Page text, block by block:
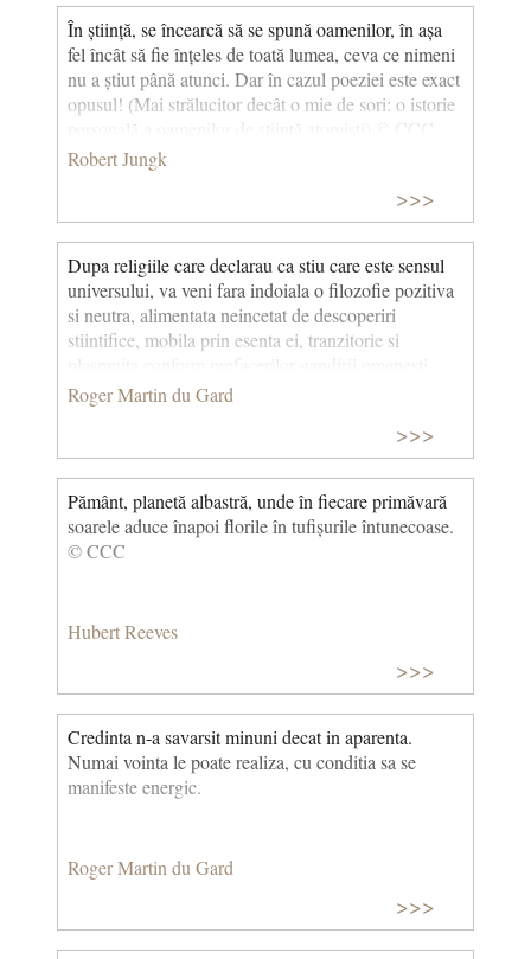
În știință, se încearcă să se spună oamenilor, în așa
fel încât să fie înțeles de toată lumea, ceva ce nimeni
nu a știut până atunci. Dar în cazul poeziei este exact
opusul! (Mai strălucitor decât o mie de sori: o istorie
Robert Jungk
>>>
Dupa religiile care declarau ca stiu care este sensul
universului, va veni fara indoiala o filozofie pozitiva
si neutra, alimentata neincetat de descoperiri
stiintifice, mobila prin esenta ei, tranzitorie si
Roger Martin du Gard
>>>
Pământ, planetă albastră, unde în fiecare primăvară
soarele aduce înapoi florile în tufișurile întunecoase.
© CCC
Hubert Reeves
>>>
Credinta n-a savarsit minuni decat in aparenta.
Numai vointa le poate realiza, cu conditia sa se
manifeste energic.
Roger Martin du Gard
>>>